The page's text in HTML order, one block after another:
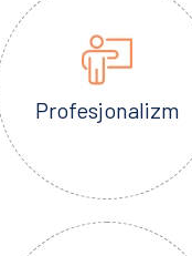
Profesjonalizm